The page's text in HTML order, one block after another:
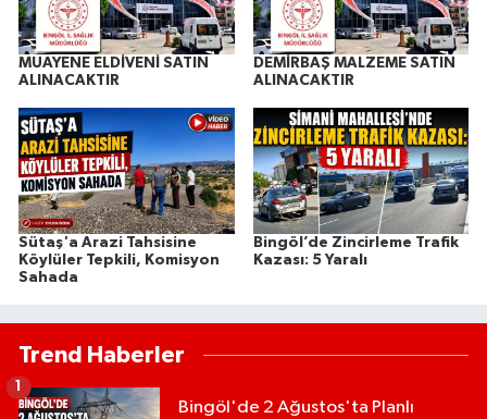
MUAYENE ELDİVENİ SATIN
ALINACAKTIR
DEMİRBAŞ MALZEME SATIN
ALINACAKTIR
Sütaş'a Arazi Tahsisine
Köylüler Tepkili, Komisyon
Sahada
Bingöl’de Zincirleme Trafik
Kazası: 5 Yaralı
Trend Haberler
Bingöl'de 2 Ağustos'ta Planlı